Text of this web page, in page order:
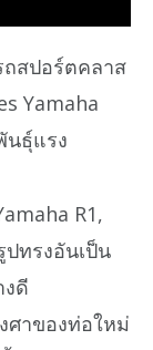
ถสปอร์ตคลาส
Yamaha
นธุ์แรง
R1,
ทรงอันเป็น
ดี
ศาของท่อใหม่